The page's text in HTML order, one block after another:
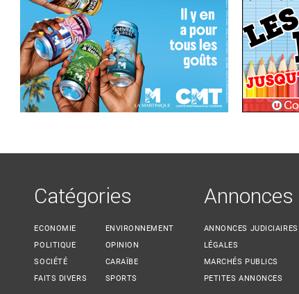
Catégories
ECONOMIE
POLITIQUE
SOCIÉTÉ
FAITS DIVERS
ENVIRONNEMENT
OPINION
CARAÏBE
SPORTS
Annonces
ANNONCES
LÉGALES
MARCHÉS PUBLICS
PETITES ANNONCES